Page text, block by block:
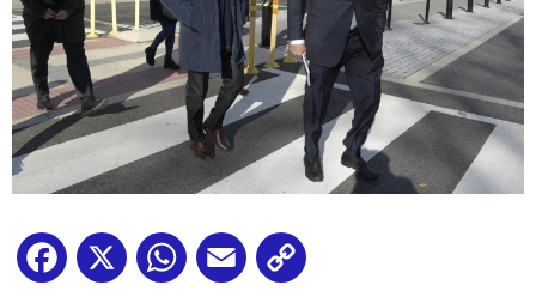
Facebook
X WhatsApp
Email